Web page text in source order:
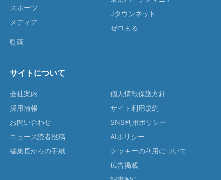
スポーツ
メディア
動画
Jタウンネット
ゼロまる
サイトについて
会社案内
採用情報
お問い合わせ
ニュース読者投稿
編集長からの手紙
個人情報保護方針
サイト利用規約
SNS利用ポリシー
AIポリシー
クッキーの利用について
広告掲載